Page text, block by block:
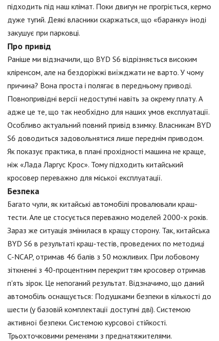
підходить під наш клімат. Поки двигун не прогріється, кермо
дуже тугий. Деякі власники скаржаться, що «баранку» іноді
закушує при парковці.
Про привід
Раніше ми відзначили, що BYD S6 відрізняється високим
кліренсом, але на бездоріжжі виїжджати не варто. У чому
причина? Вона проста і полягає в передньому приводі.
Повнопривідні версії недоступні навіть за окрему плату. А
адже це те, що так необхідно для наших умов експлуатації.
Особливо актуальний повний привід взимку. Власникам BYD
S6 доводиться задовольнятися лише переднім приводом.
Як показує практика, в плані прохідності машина не краще,
ніж «Лада Ларгус Крос». Тому підходить китайський
кросовер переважно для міської експлуатації.
Безпека
Багато чули, як китайські автомобілі провалювали краш-
тести. Але це стосується переважно моделей 2000-х років.
Зараз же ситуація змінилася в кращу сторону. Так, китайська
BYD S6 в результаті краш-тестів, проведених по методиці
C-NCAP, отримав 46 балів з 50 можливих. При лобовому
зіткненні з 40-процентним перекриттям кросовер отримав
п'ять зірок. Це непоганий результат. Відзначимо, що даний
автомобіль оснащується: Подушками безпеки в кількості до
шести (у базовій комплектації доступні дві). Системою
активної безпеки. Системою курсової стійкості.
Трьохточковими ременями з преднатяжителями.